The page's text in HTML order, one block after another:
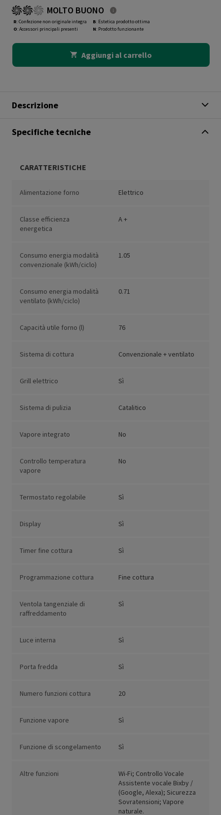
MOLTO BUONO
R: Confezione non originale integra
O: Accessori principali presenti
B: Estetica prodotto ottima
N: Prodotto funzionante
Aggiungi al carrello
Descrizione
Specifiche tecniche
CARATTERISTICHE
Alimentazione forno Elettrico
Classe efficienza
energetica
A +
Consumo energia modalità
convenzionale (kWh/ciclo)
1.05
Consumo energia modalità
ventilato (kWh/ciclo)
0.71
Capacità utile forno (l) 76
Sistema di cottura Convenzionale + ventilato
Grill elettrico Sì
Sistema di pulizia Catalitico
Vapore integrato No
Controllo temperatura
vapore
No
Termostato regolabile Sì
Display Sì
Timer fine cottura Sì
Programmazione cottura Fine cottura
Ventola tangenziale di
raffreddamento
Sì
Luce interna Sì
Porta fredda Sì
Numero funzioni cottura 20
Funzione vapore Sì
Funzione di scongelamento Sì
Altre funzioni
Wi-Fi; Controllo Vocale
Assistente vocale Bixby /
(Google, Alexa); Sicurezza
Sovratensioni; Vapore
naturale.